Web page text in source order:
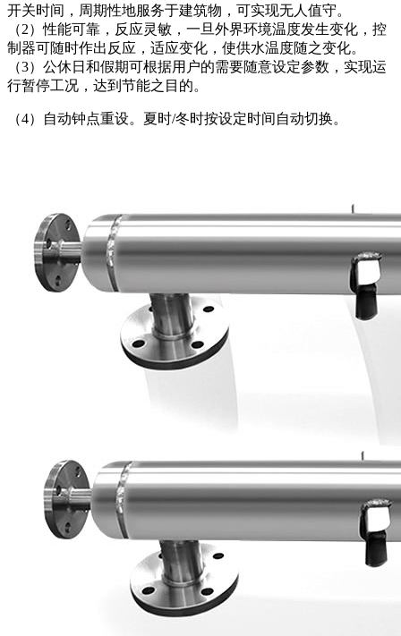
开关时间，周期性地服务于建筑物，可实现无人值守。
（2）性能可靠，反应灵敏，一旦外界环境温度发生变化，控
制器可随时作出反应，适应变化，使供水温度随之变化。
（3）公休日和假期可根据用户的需要随意设定参数，实现运
行暂停工况，达到节能之目的。
（4）自动钟点重设。夏时/冬时按设定时间自动切换。